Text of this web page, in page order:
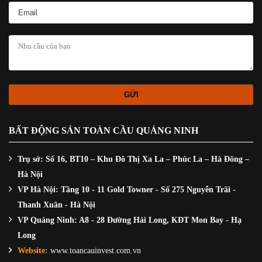
BẤT ĐỘNG SẢN TOÀN CẦU QUẢNG NINH
Trụ sở: Số 16, BT10 – Khu Đô Thị Xa La – Phúc La – Hà Đông –
Hà Nội
VP Hà Nội: Tầng 10 - 11 Gold Towner - Số 275 Nguyễn Trãi -
Thanh Xuân - Hà Nội
VP Quảng Ninh: A8 - 28 Đường Hải Long, KĐT Mon Bay - Hạ
Long
Website: www.toancauinvest.com.vn